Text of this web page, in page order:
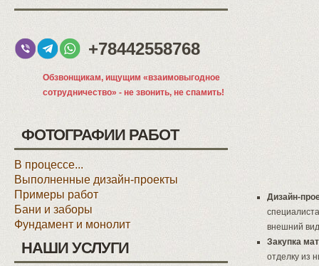
+78442558768
Обзвонщикам, ищущим «взаимовыгодное
сотрудничество» - не звонить, не спамить!
ФОТОГРАФИИ РАБОТ
В процессе...
Выполненные дизайн-проекты
Примеры работ
Бани и заборы
Фундамент и монолит
НАШИ УСЛУГИ
Дизайн-
внешний
Закупка
отделку из